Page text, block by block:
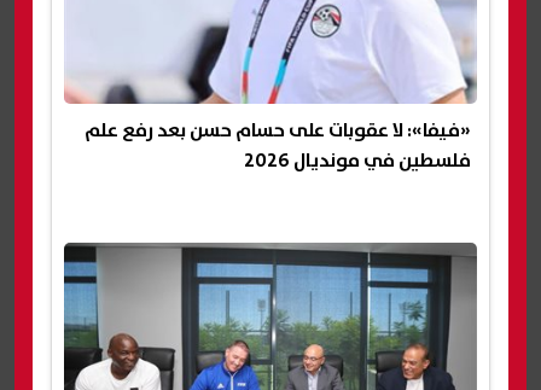
«فيفا»: لا عقوبات على حسام حسن بعد رفع علم
فلسطين في مونديال 2026